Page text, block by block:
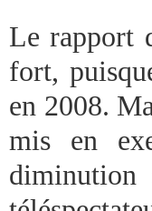
Le rapport
fort,
en 2008.
mis en
diminution